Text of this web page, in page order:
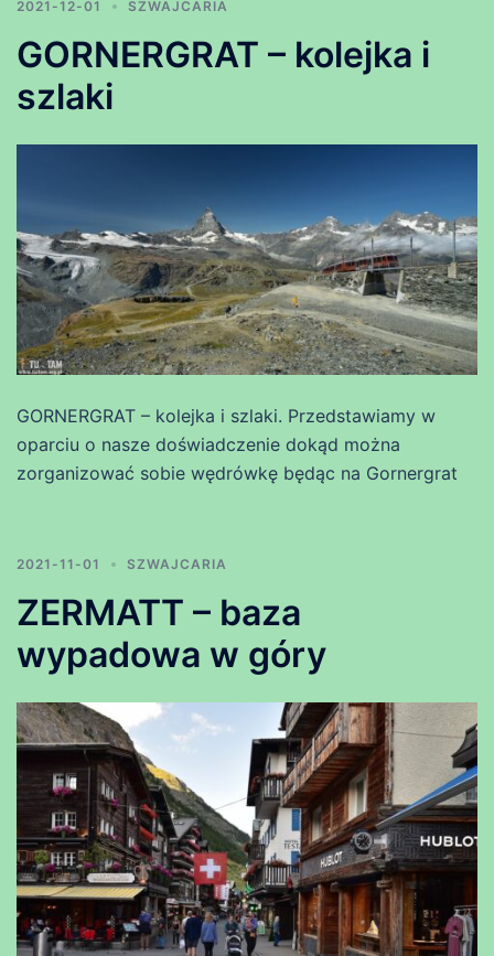
2021-12-01 SZWAJCARIA
GORNERGRAT – kolejka i
szlaki
GORNERGRAT – kolejka i szlaki. Przedstawiamy w
oparciu o nasze doświadczenie dokąd można
zorganizować sobie wędrówkę będąc na Gornergrat
2021-11-01 SZWAJCARIA
ZERMATT – baza
wypadowa w góry